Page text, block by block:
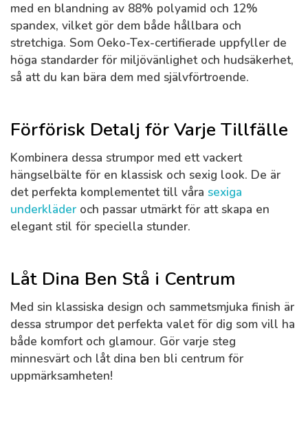
med en blandning av 88% polyamid och 12%
spandex, vilket gör dem både hållbara och
stretchiga. Som Oeko-Tex-certifierade uppfyller de
höga standarder för miljövänlighet och hudsäkerhet,
så att du kan bära dem med självförtroende.
Förförisk Detalj för Varje Tillfälle
Kombinera dessa strumpor med ett vackert
hängselbälte för en klassisk och sexig look. De är
det perfekta komplementet till våra sexiga
underkläder och passar utmärkt för att skapa en
elegant stil för speciella stunder.
Låt Dina Ben Stå i Centrum
Med sin klassiska design och sammetsmjuka finish är
dessa strumpor det perfekta valet för dig som vill ha
både komfort och glamour. Gör varje steg
minnesvärt och låt dina ben bli centrum för
uppmärksamheten!